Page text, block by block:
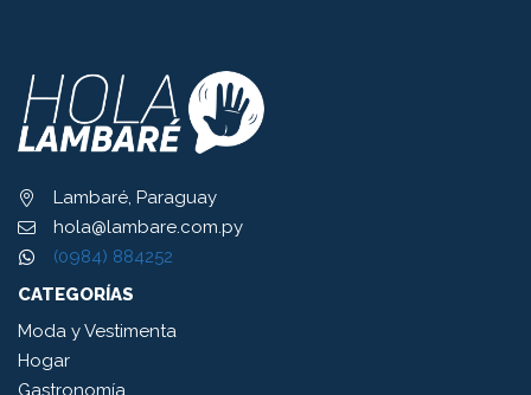
Lambaré, Paraguay
hola@lambare.com.py
(0984) 884252
CATEGORÍAS
Moda y Vestimenta
Hogar
Gastronomía